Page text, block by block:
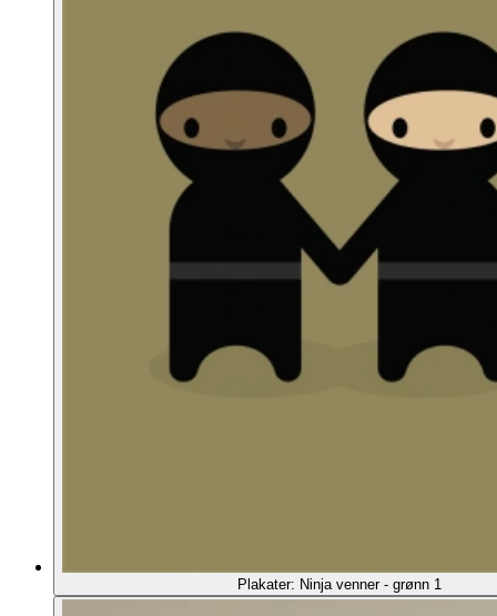
Plakater: Ninja venner - grønn 1